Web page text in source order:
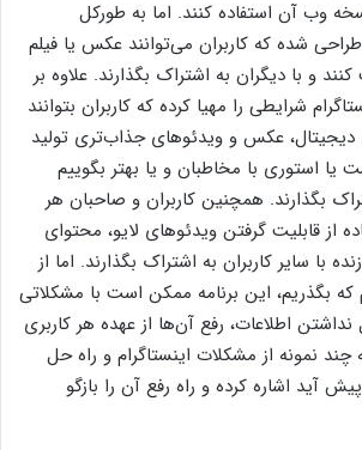
وب آن استفاده کنند. اما به طورکل
طراحی شده که کاربران می‌توانند عکس یا فیلم
و با دیگران به اشتراک بگذارند. علاوه بر
شرایطی را مهیا کرده که کاربران بتوانند
دیجیتال، عکس و ویدئوهای جذاب‌تری تولید
یا استوری با مخاطبان و یا بهتر بگوییم
بگذارند. همچنین کاربران و صاحبان هر
از قابلیت گرفتن ویدئوهای لایو، محتوای
با سایر کاربران به اشتراک بگذارند. اما از
که بگذریم، این برنامه ممکن است با مشکلاتی
اطلاعات، رفع آن‌ها از عهده هر کاربری
چند نمونه از مشکلات اینستاگرام و راه حل
آید اشاره کرده و راه رفع آن را بازگو